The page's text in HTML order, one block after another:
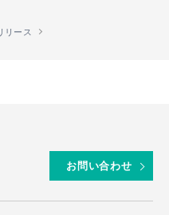
リース
お問い合わせ